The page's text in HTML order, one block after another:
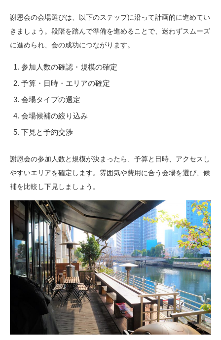
謝恩会の会場選びは、以下のステップに沿って計画的に進めてい
きましょう。段階を踏んで準備を進めることで、迷わずスムーズ
に進められ、会の成功につながります。
参加人数の確認・規模の確定
予算・日時・エリアの確定
会場タイプの選定
会場候補の絞り込み
下見と予約交渉
謝恩会の参加人数と規模が決まったら、予算と日時、アクセスし
やすいエリアを確定します。雰囲気や費用に合う会場を選び、候
補を比較し下見しましょう。